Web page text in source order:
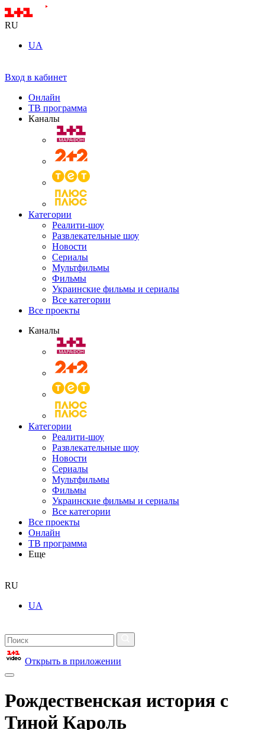
RU
UA
Вход в кабинет
Онлайн
ТВ программа
Каналы
Категории
Реалити-шоу
Развлекательные шоу
Новости
Сериалы
Мультфильмы
Фильмы
Украинские фильмы и сериалы
Все категории
Все проекты
Каналы
Категории
Реалити-шоу
Развлекательные шоу
Новости
Сериалы
Мультфильмы
Фильмы
Украинские фильмы и сериалы
Все категории
Все проекты
Онлайн
ТВ программа
Еще
RU
UA
Открыть в приложении
Рождественская история с
Тиной Кароль